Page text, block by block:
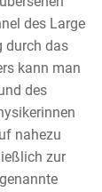
des Large
durch das
kann man
des
nahezu
zur